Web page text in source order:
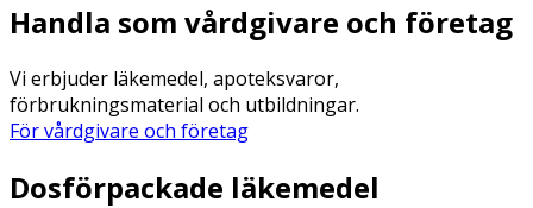
Handla som vårdgivare och företag
Vi erbjuder läkemedel, apoteksvaror,
förbrukningsmaterial och utbildningar.
För vårdgivare och företag
Dosförpackade läkemedel